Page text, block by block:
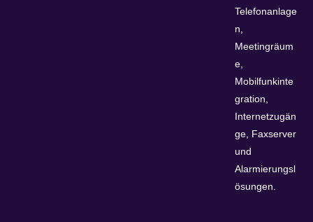
Telefonanlage
n,
Meetingräum
e,
Mobilfunkinte
gration,
Internetzugän
ge, Faxserver
und
Alarmierungsl
ösungen.